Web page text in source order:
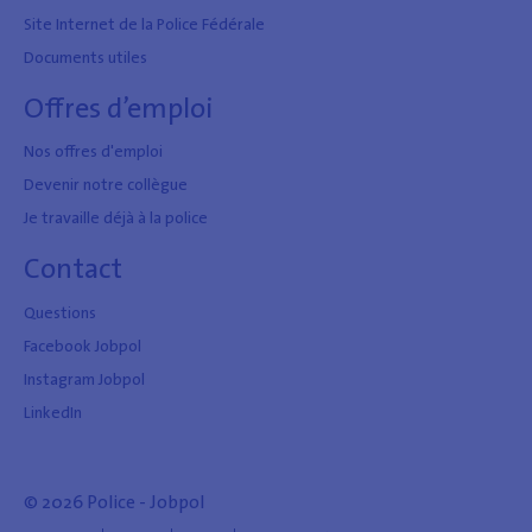
Site Internet de la Police Fédérale
Documents utiles
Offres d’emploi
Nos offres d'emploi
Devenir notre collègue
Je travaille déjà à la police
Contact
Questions
Facebook Jobpol
Instagram Jobpol
LinkedIn
© 2026 Police - Jobpol